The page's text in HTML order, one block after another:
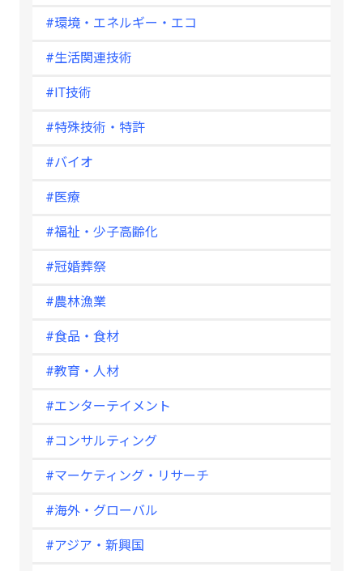
#環境・エネルギー・エコ
#生活関連技術
#IT技術
#特殊技術・特許
#バイオ
#医療
#福祉・少子高齢化
#冠婚葬祭
#農林漁業
#食品・食材
#教育・人材
#エンターテイメント
#コンサルティング
#マーケティング・リサーチ
#海外・グローバル
#アジア・新興国